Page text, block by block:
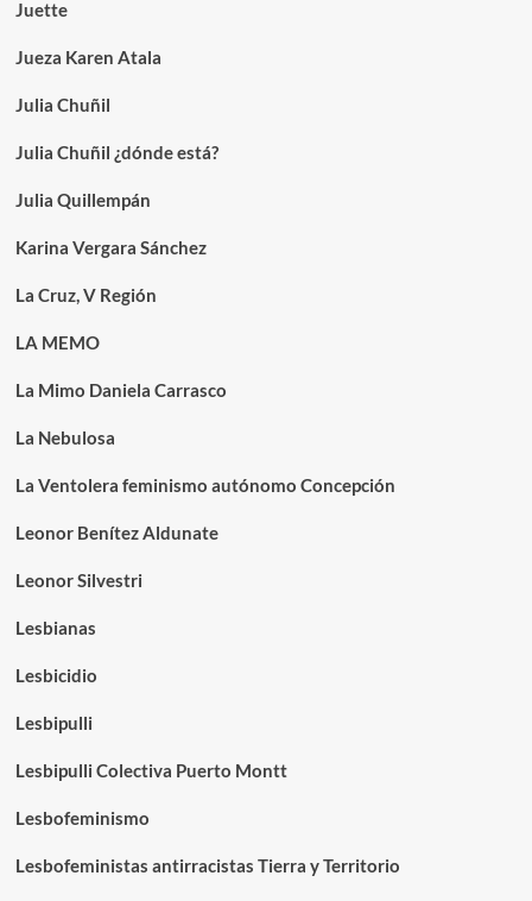
Juette
Jueza Karen Atala
Julia Chuñil
Julia Chuñil ¿dónde está?
Julia Quillempán
Karina Vergara Sánchez
La Cruz, V Región
LA MEMO
La Mimo Daniela Carrasco
La Nebulosa
La Ventolera feminismo autónomo Concepción
Leonor Benítez Aldunate
Leonor Silvestri
Lesbianas
Lesbicidio
Lesbipulli
Lesbipulli Colectiva Puerto Montt
Lesbofeminismo
Lesbofeministas antirracistas Tierra y Territorio